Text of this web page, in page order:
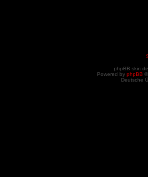
phpBB skin
Powered by phpBB
Deutsche